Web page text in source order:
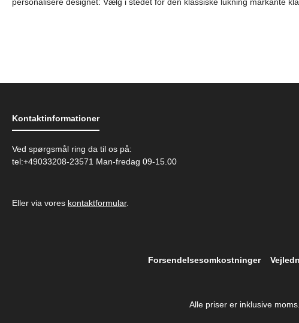
Kontaktinformationer
Ved spørgsmål ring da til os på:
tel:+49033208-23571 Man-fredag 09-15.00
Eller via vores kontaktformular.
Forsendelsesomkostninger
Alle priser er inklusive